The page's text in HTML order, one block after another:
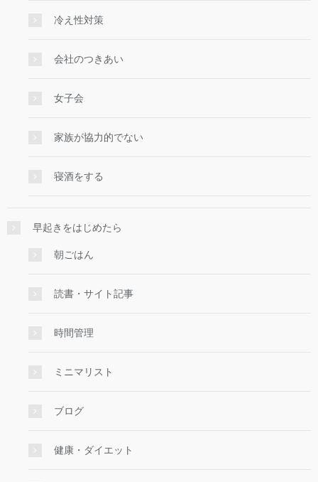
冷え性対策
会社のつきあい
女子会
家族が協力的でない
寝酒をする
早起きをはじめたら
朝ごはん
読書・サイト記事
時間管理
ミニマリスト
ブログ
健康・ダイエット